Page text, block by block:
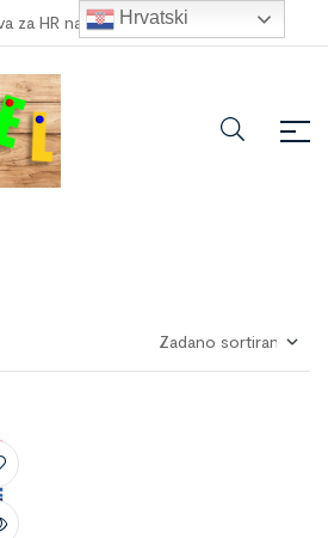
za HR narudžbe veće od 100,00 €
Hrvatski